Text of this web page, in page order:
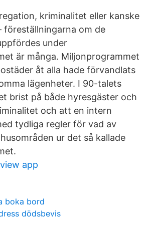
kriminalitet eller kanske
föreställningarna om de
under
är många. Miljonprogrammet
åt alla hade förvandlats
lägenheter. I 90-talets
brist på både hyresgäster och
och att en intern
tydliga regler för vad av
ur det så kallade
app
boka bord
dödsbevis